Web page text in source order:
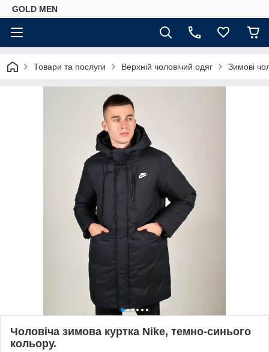
GOLD MEN
Товари та послуги Верхній чоловічий одяг Зимові
Чоловіча зимова куртка Nike, темно-синього
кольору.